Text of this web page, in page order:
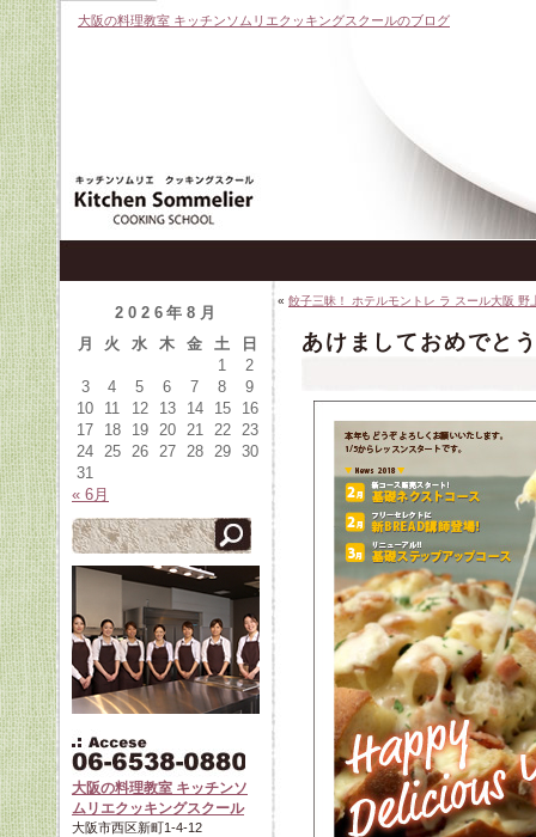
大阪の料理教室 キッチンソムリエクッキングスクールのブログ
« 餃子三昧！ ホテルモントレ ラ スール大阪
あけましておめでと
2026年8月
月
火 水 木 金 土
日
1
2
3
4 5 6 7 8
9
10
11 12 13 14 15
16
17
18 19 20 21 22
23
24 25 26 27 28 29
30
31
« 6月
大阪の料理教室 キッチンソ
ムリエクッキングスクール
大阪市西区新町1-4-12